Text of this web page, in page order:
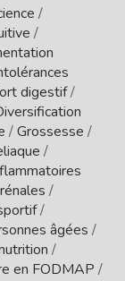
/
/
digestif/
/Grossesse /
/
/
/
âgées /
/
en FODMAP /